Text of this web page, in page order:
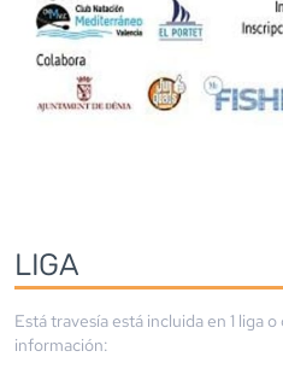
LIGA
Está travesía está incluida en 1 liga o
información: